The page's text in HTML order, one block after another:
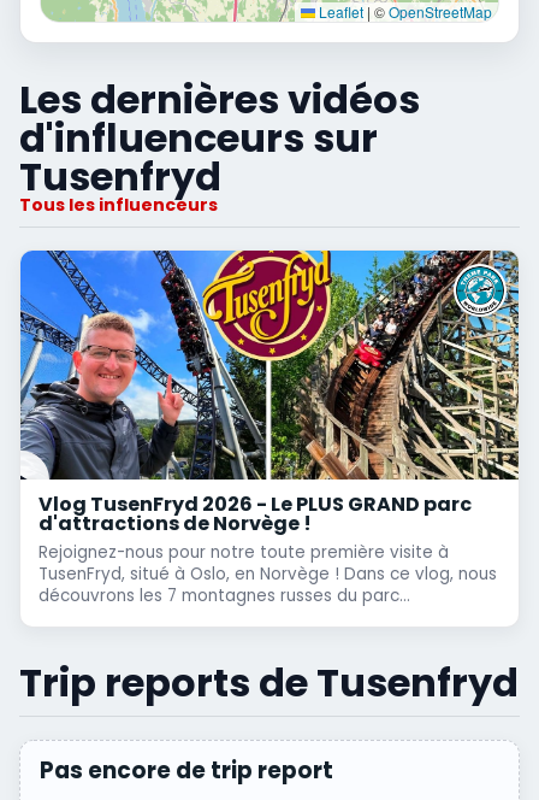
Leaflet | ©OpenStreetMap
Les dernières vidéos
d'influenceurs sur
Tusenfryd
Tous les influenceurs
Vlog TusenFryd 2026 - Le PLUS GRAND parc
d'attractions de Norvège !
Rejoignez-nous pour notre toute première visite à
TusenFryd, situé à Oslo, en Norvège ! Dans ce vlog, nous
découvrons les 7 montagnes russes du parc...
Trip reports de Tusenfryd
Pas encore de trip report